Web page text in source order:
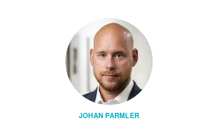
JOHAN PARMLER